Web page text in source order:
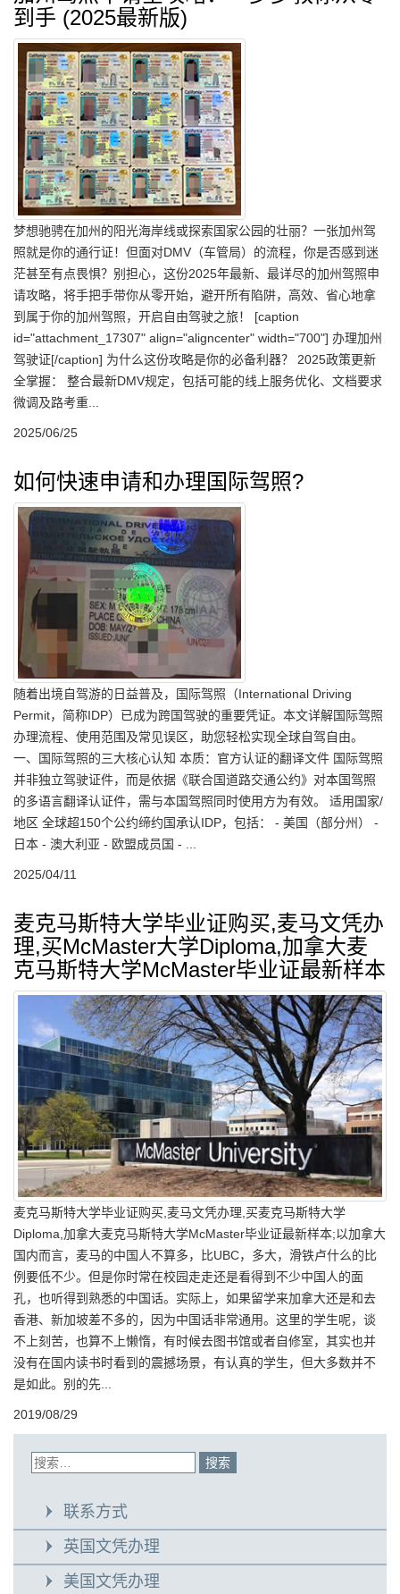
到手 (2025最新版)
梦想驰骋在加州的阳光海岸线或探索国家公园的壮丽？一张加州驾
照就是你的通行证！但面对DMV（车管局）的流程，你是否感到迷
茫甚至有点畏惧？别担心，这份2025年最新、最详尽的加州驾照申
请攻略，将手把手带你从零开始，避开所有陷阱，高效、省心地拿
到属于你的加州驾照，开启自由驾驶之旅！ [caption
id="attachment_17307" align="aligncenter" width="700"] 办理加州
驾驶证[/caption] 为什么这份攻略是你的必备利器？ 2025政策更新
全掌握： 整合最新DMV规定，包括可能的线上服务优化、文档要求
微调及路考重...
2025/06/25
如何快速申请和办理国际驾照?
随着出境自驾游的日益普及，国际驾照（International Driving
Permit，简称IDP）已成为跨国驾驶的重要凭证。本文详解国际驾照
办理流程、使用范围及常见误区，助您轻松实现全球自驾自由。
一、国际驾照的三大核心认知 本质：官方认证的翻译文件 国际驾照
并非独立驾驶证件，而是依据《联合国道路交通公约》对本国驾照
的多语言翻译认证件，需与本国驾照同时使用方为有效。 适用国家/
地区 全球超150个公约缔约国承认IDP，包括： - 美国（部分州） -
日本 - 澳大利亚 - 欧盟成员国 - ...
2025/04/11
麦克马斯特大学毕业证购买,麦马文凭办
理,买McMaster大学Diploma,加拿大麦
克马斯特大学McMaster毕业证最新样本
麦克马斯特大学毕业证购买,麦马文凭办理,买麦克马斯特大学
Diploma,加拿大麦克马斯特大学McMaster毕业证最新样本;以加拿大
国内而言，麦马的中国人不算多，比UBC，多大，滑铁卢什么的比
例要低不少。但是你时常在校园走走还是看得到不少中国人的面
孔，也听得到熟悉的中国话。实际上，如果留学来加拿大还是和去
香港、新加坡差不多的，因为中国话非常通用。这里的学生呢，谈
不上刻苦，也算不上懒惰，有时候去图书馆或者自修室，其实也并
没有在国内读书时看到的震撼场景，有认真的学生，但大多数并不
是如此。别的先...
2019/08/29
联系方式
英国文凭办理
美国文凭办理